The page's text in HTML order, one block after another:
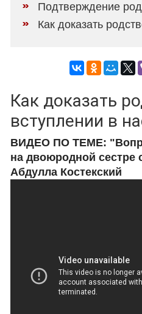
Подтверждение
Как доказать
Как доказать
вступлении в
ВИДЕО ПО ТЕМЕ:
на двоюродной сестре
Абдулла Костекский